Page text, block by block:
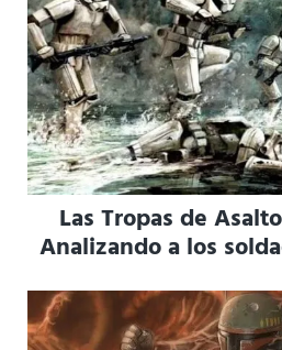
Las Tropas de
Analizando a los